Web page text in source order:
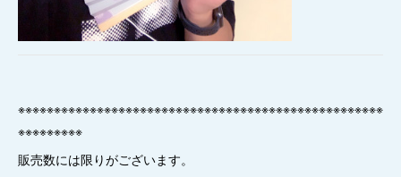
※※※※※※※※※※※※※※※※※※※※※※※※※※※※※※※※※※※※※※※※※※※※※※※※※※※
※※※※※※※※※
販売数には限りがございます。